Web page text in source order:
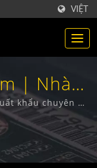
VIỆT
| Nhà
Viễn
Ltd.
khẩu chuyên về
bị không dây
và Báo khói 4G.